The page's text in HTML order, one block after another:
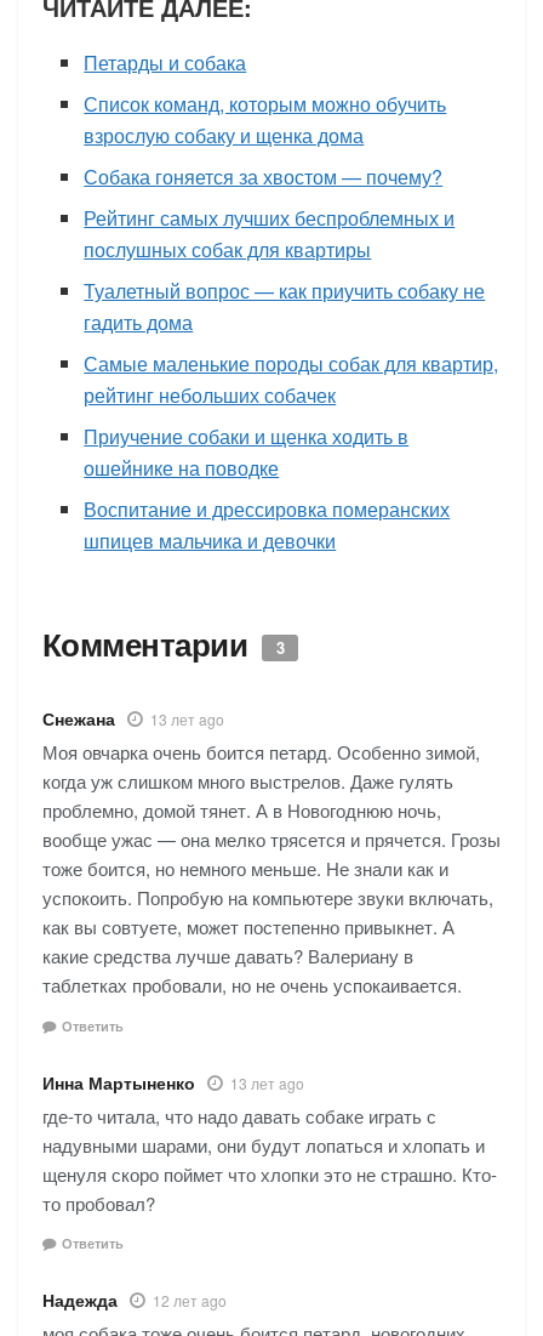
Петарды и собака
Список команд, которым можно обучить
взрослую собаку и щенка дома
Собака гоняется за хвостом — почему?
Рейтинг самых лучших беспроблемных и
послушных собак для квартиры
Туалетный вопрос — как приучить собаку не
гадить дома
Самые маленькие породы собак для квартир,
рейтинг небольших собачек
Приучение собаки и щенка ходить в
ошейнике на поводке
Воспитание и дрессировка померанских
шпицев мальчика и девочки
Комментарии 3
Снежана 13 лет ago
Моя овчарка очень боится петард. Особенно зимой,
когда уж слишком много выстрелов. Даже гулять
проблемно, домой тянет. А в Новогоднюю ночь,
вообще ужас — она мелко трясется и прячется. Грозы
тоже боится, но немного меньше. Не знали как и
успокоить. Попробую на компьютере звуки включать,
как вы совтуете, может постепенно привыкнет. А
какие средства лучше давать? Валериану в
таблетках пробовали, но не очень успокаивается.
Ответить
Инна Мартыненко 13 лет ago
где-то читала, что надо давать собаке играть с
надувными шарами, они будут лопаться и хлопать и
щенуля скоро поймет что хлопки это не страшно. Кто-
то пробовал?
Ответить
Надежда 12 лет ago